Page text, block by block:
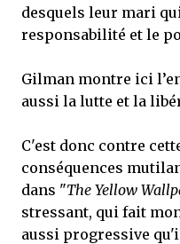
desquels leur mari
responsabilité et le
Gilman montre ici
aussi la lutte et la
C'est donc contre
conséquences
dans "The Yellow
stressant, qui fait
aussi progressive